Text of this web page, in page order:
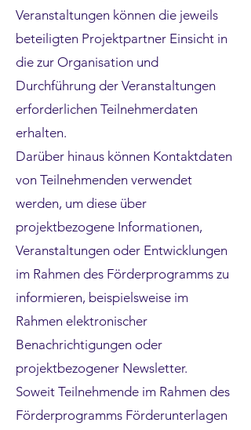
Veranstaltungen können die jeweils
beteiligten Projektpartner Einsicht in
die zur Organisation und
Durchführung der Veranstaltungen
erforderlichen Teilnehmerdaten
erhalten.
Darüber hinaus können Kontaktdaten
von Teilnehmenden verwendet
werden, um diese über
projektbezogene Informationen,
Veranstaltungen oder Entwicklungen
im Rahmen des Förderprogramms zu
informieren, beispielsweise im
Rahmen elektronischer
Benachrichtigungen oder
projektbezogener Newsletter.
Soweit Teilnehmende im Rahmen des
Förderprogramms Förderunterlagen